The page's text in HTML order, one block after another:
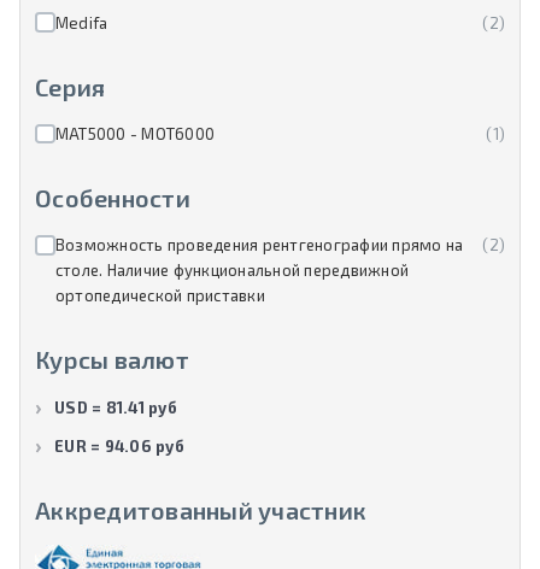
Medifa
(2)
Серия
МАТ5000 - МОТ6000 (1)
Особенности
Возможность проведения рентгенографии прямо на
столе. Наличие функциональной передвижной
ортопедической приставки
(2)
Курсы валют
USD = 81.41 руб
EUR = 94.06 руб
Аккредитованный участник